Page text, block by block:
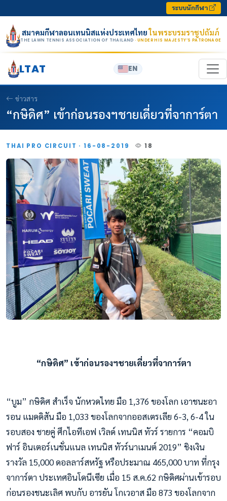
ระบบนักกีฬา
สมาคมกีฬาลอนเทนนิสแห่งประเทศไทยในพระบรมราชูปถัมภ์
THE LAWN TENNIS ASSOCIATION OF THAILAND · UNDER HIS MAJESTY’S PATRONAGE
LTAT EN
ข่าวสาร
“กษิดิศ” เข้าก่อนรองฯชายเดี่ยวที่จาการ์ตา
THAI PRO CIRCUIT · 16-08-2019 18
“กษิดิศ” เข้าก่อนรองฯชายเดี่ยวที่จาการ์ตา
“บูม” กษิดิศ สำเร็จ นักหวดไทย มือ 1,376 ของโลก เอาชนะอา
รอน แมดดิสัน มือ 1,033 ของโลกจากออสเตรเลีย 6-3, 6-4 ใน
รอบสอง ชายคู่ ศึกไอทีเอฟ เวิลด์ เทนนิส ทัวร์ รายการ “คอมบิ
ฟาร์ อินเตอร์เนชั่นแนล เทนนิส ทัวร์นาเมนต์ 2019” ชิงเงิน
รางวัล 15,000 ดอลลาร์สหรัฐ หรือประมาณ 465,000 บาท ที่กรุง
จาการ์ตา ประเทศอินโดนีเซีย เมื่อ 15 ส.ค.62 กษิดิศผ่านเข้ารอบ
ก่อนรองชนะเลิศ พบกับ อารยัน โกเวอาส มือ 873 ของโลกจาก